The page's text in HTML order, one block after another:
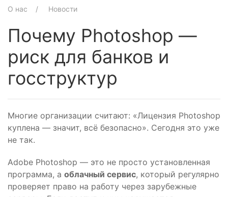
О нас Новости
Почему Photoshop —
риск для банков и
госструктур
Многие организации считают: «Лицензия Photoshop
куплена — значит, всё безопасно». Сегодня это уже
не так.
Adobe Photoshop — это не просто установленная
программа, а облачный сервис, который регулярно
проверяет право на работу через зарубежные